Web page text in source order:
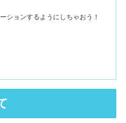
ションするようにしちゃおう！